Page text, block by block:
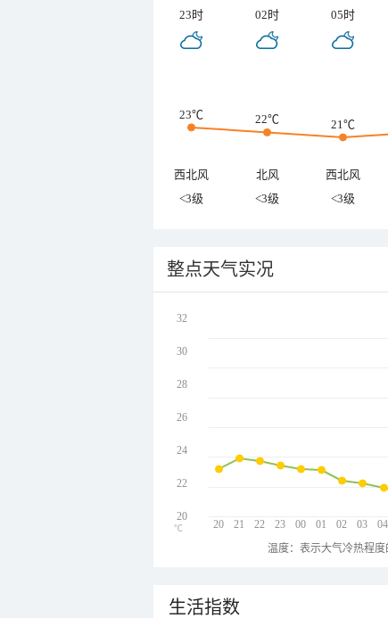
23时 02时 05时
23℃ 22℃ 21℃
西北风 北风 西北风
<3级
<3级 <3级
整点天气实况
20 21 22 23 00 01 02 03 04
32
30
28
26
24
22
20
℃
温度：表示大气冷热程度
生活指数